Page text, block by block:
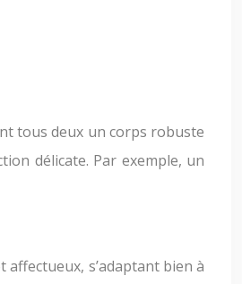
tous deux un corps robuste
délicate. Par exemple, un
s’adaptant bien à